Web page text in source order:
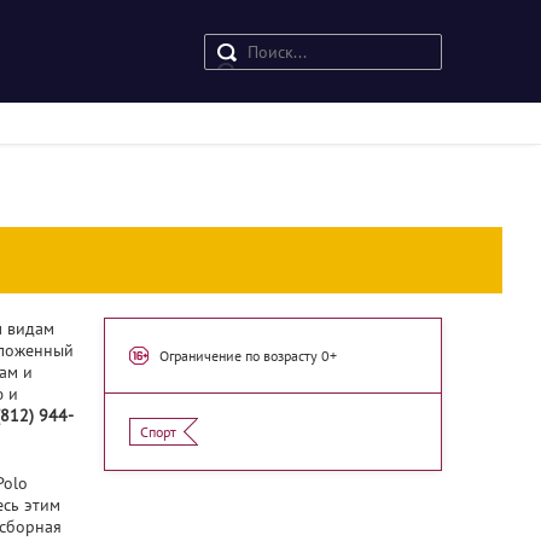
Ограничение по возрасту 0+
Спорт
видам
и
и
944-
этим